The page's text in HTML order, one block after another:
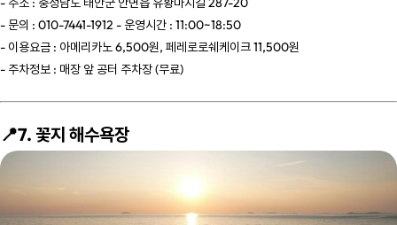
- 문의 : 010-7441-1912 - 운영시간 : 11:00~18:50
- 이용요금 : 아메리카노 6,500원, 페레로로쉐케이크 11,500원
- 주차정보 : 매장 앞 공터 주차장 (무료)
📍7. 꽃지 해수욕장